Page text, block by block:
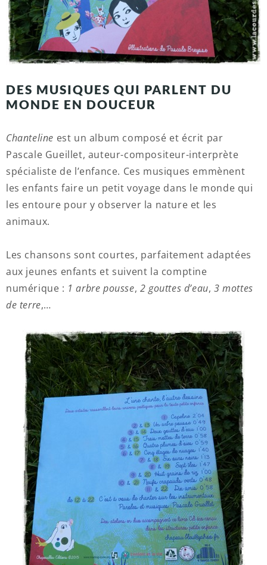
DES MUSIQUES QUI PARLENT DU
MONDE EN DOUCEUR
Chanteline est un album composé et écrit par
Pascale Gueillet, auteur-compositeur-interprète
spécialiste de l’enfance. Ces musiques emmènent
les enfants faire un petit voyage dans le monde qui
les entoure pour y observer la nature et les
animaux.
Les chansons sont courtes, parfaitement adaptées
aux jeunes enfants et suivent la comptine
numérique : 1 arbre pousse, 2 gouttes d’eau,3 mottes
de terre,…